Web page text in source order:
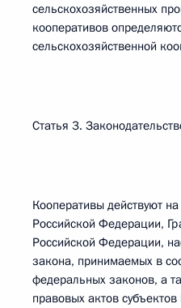
сельскохозяйственных
кооперативов
сельскохозяйственной
Статья 3.
Кооперативы действуют
Российской Федерации,
Российской Федерации,
закона, принимаемых в
федеральных законов, а
правовых актов